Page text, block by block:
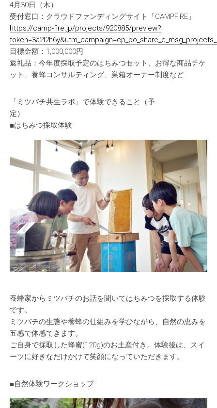
4月30日（木）
受付窓口：クラウドファンディングサイト「CAMPFIRE」
https://camp-fire.jp/projects/920885/preview?
目標金額：1,000,000円
返礼品：今年度採取予定のはちみつセット、お得な商品チケ
ット、養蜂コンサルティング、巣箱オーナー制度など
「ミツバチ共生ラボ」で体験できること（予
定）
■はちみつ採取体験
養蜂家からミツバチのお話を聞いてはちみつを採取する体験
です。
ミツバチの生態や養蜂の仕組みを学びながら、自然の恵みを
五感で体感できます。
ご自身で採取した蜂蜜(120g)のお土産付き。体験後は、スイ
ーツに好きなだけかけて笑顔になっていただきます。
■自然体験ワークショップ